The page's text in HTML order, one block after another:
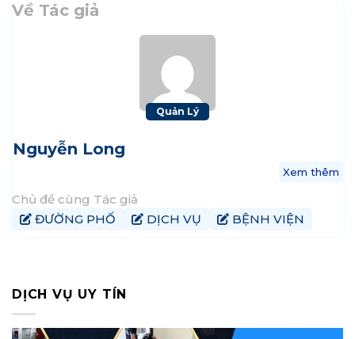
Về Tác giả
Quản Lý
Nguyễn Long
Xem thêm
Chủ đề cùng Tác giả
ĐƯỜNG PHỐ
DỊCH VỤ BỆNH VIỆN
DỊCH VỤ UY TÍN